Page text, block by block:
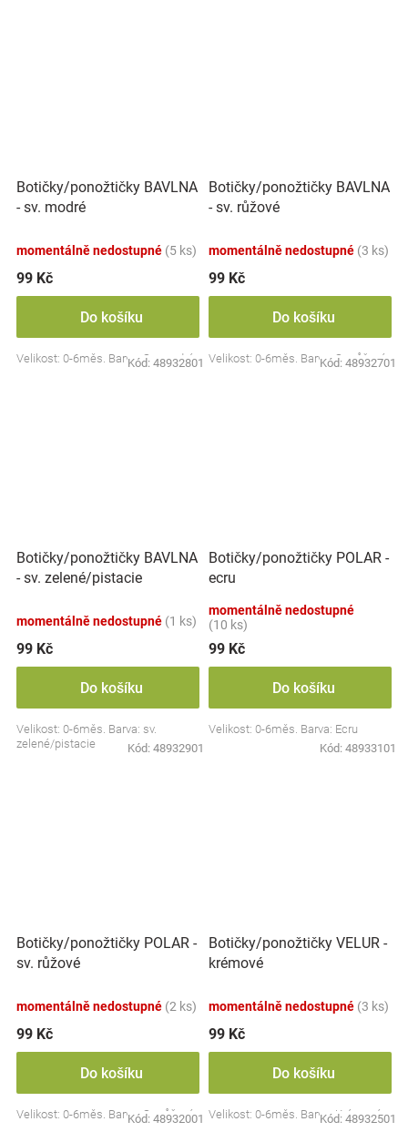
Botičky/ponožtičky BAVLNA
- sv. modré
momentálně nedostupné (5 ks)
99 Kč
Do košíku
Velikost: 0-6měs. Barva: Sv. modré
Kód: 48932801
Botičky/ponožtičky BAVLNA
- sv. růžové
momentálně nedostupné (3 ks)
99 Kč
Do košíku
Velikost: 0-6měs. Barva: Sv. růžová
Kód: 48932701
Botičky/ponožtičky BAVLNA
- sv. zelené/pistacie
momentálně nedostupné (1 ks)
99 Kč
Do košíku
Velikost: 0-6měs. Barva: sv.
zelené/pistacie
Kód: 48932901
Botičky/ponožtičky POLAR -
ecru
momentálně nedostupné
(10 ks)
99 Kč
Do košíku
Velikost: 0-6měs. Barva: Ecru
Kód: 48933101
Botičky/ponožtičky POLAR -
sv. růžové
momentálně nedostupné (2 ks)
99 Kč
Do košíku
Velikost: 0-6měs. Barva: Sv. růžová
Kód: 48932001
Botičky/ponožtičky VELUR -
krémové
momentálně nedostupné (3 ks)
99 Kč
Do košíku
Velikost: 0-6měs. Barva: Krémová
Kód: 48932501